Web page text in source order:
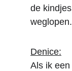
de
weglopen.
Denice:
Als ik